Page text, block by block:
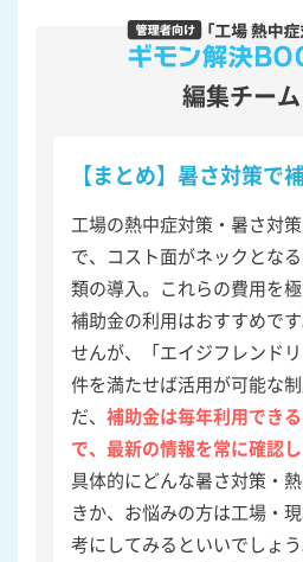
編集チー
【まとめ】暑さ対策で
工場の熱中症対策・暑さ対
で、コスト面がネックとな
類の導入。これらの費用を極
補助金の利用はおすすめで
せんが、「エイジフレンド
件を満たせば活用が可能な
だ、 補助金は毎年利用でき
で、最新の情報を常に確認
具体的にどんな暑さ対策・
きか、お悩みの方は工場・
考にしてみるといいでしょ